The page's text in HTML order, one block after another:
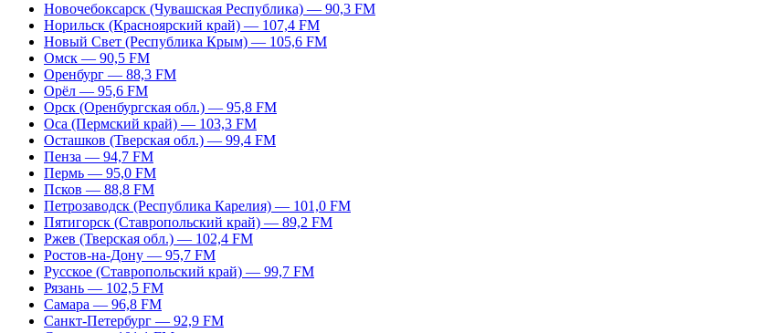
Новочебоксарск (Чувашская Республика) — 90,3 FM
Норильск (Красноярский край) — 107,4 FM
Новый Свет (Республика Крым) — 105,6 FM
Омск — 90,5 FM
Оренбург — 88,3 FM
Орёл — 95,6 FM
Орск (Оренбургская обл.) — 95,8 FM
Оса (Пермский край) — 103,3 FM
Осташков (Тверская обл.) — 99,4 FM
Пенза — 94,7 FM
Пермь — 95,0 FM
Псков — 88,8 FM
Петрозаводск (Республика Карелия) — 101,0 FM
Пятигорск (Ставропольский край) — 89,2 FM
Ржев (Тверская обл.) — 102,4 FM
Ростов-на-Дону — 95,7 FM
Русское (Ставропольский край) — 99,7 FM
Рязань — 102,5 FM
Самара — 96,8 FM
Санкт-Петербург — 92,9 FM